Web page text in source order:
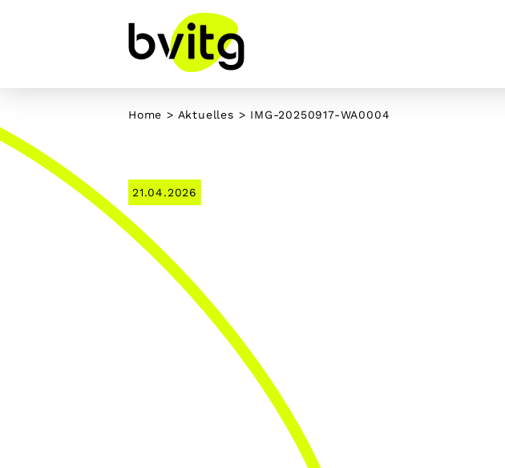
Home > Aktuelles > IMG-20250917-WA0004
21.04.2026